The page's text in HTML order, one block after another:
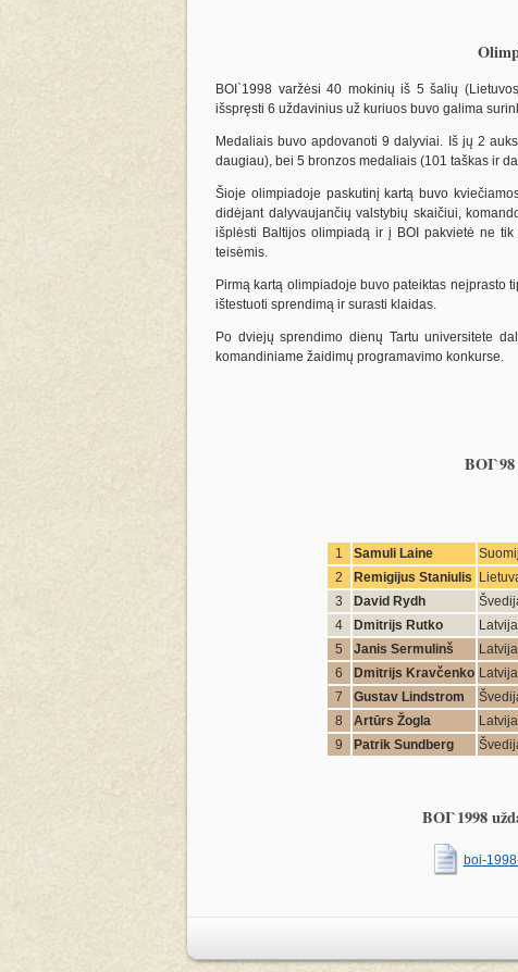
BOI`1998 varžėsi 40 mokinių iš 5 šalių
išspręsti 6 uždavinius už kuriuos buvo galima
Medaliais buvo apdovanoti 9 dalyviai. Iš jų 2
daugiau), bei 5 bronzos medaliais (101 taškas ir
Šioje olimpiadoje paskutinį kartą buvo
didėjant dalyvaujančių valstybių skaičiui,
išplėsti Baltijos olimpiadą ir į BOI pakvietė ne
teisėmis.
Pirmą kartą olimpiadoje buvo pateiktas neįprasto
ištestuoti sprendimą ir surasti klaidas.
Po dviejų sprendimo dienų Tartu universitete
komandiniame žaidimų programavimo konkurse.
1
Samuli Laine
2
Remigijus Staniulis
3
David Rydh
4
Dmitrijs Rutko Latvija
5
Janis Sermulinš Latvija
6
Dmitrijs Kravčenko Latvija
7
Gustav Lindstrom
8
Artūrs Žogla Latvija
9
Patrik Sundberg
BOI`1998
boi-